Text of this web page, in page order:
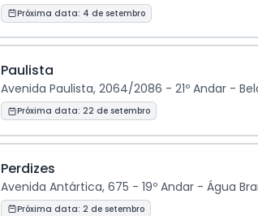
Próxima data: 4 de setembro
Paulista
Avenida Paulista, 2064/2086 - 21º Andar -
Próxima data: 22 de setembro
Perdizes
Avenida Antártica, 675 - 19º Andar - Água
Próxima data: 2 de setembro